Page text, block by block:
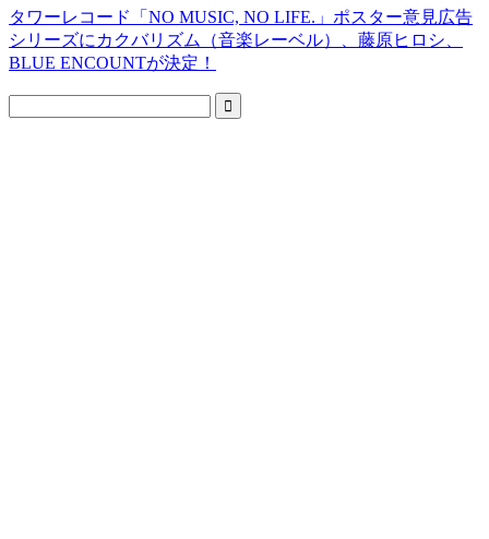
タワーレコード「NO MUSIC, NO LIFE.」ポスター意見広告
シリーズにカクバリズム（音楽レーベル）、藤原ヒロシ、
BLUE ENCOUNTが決定！